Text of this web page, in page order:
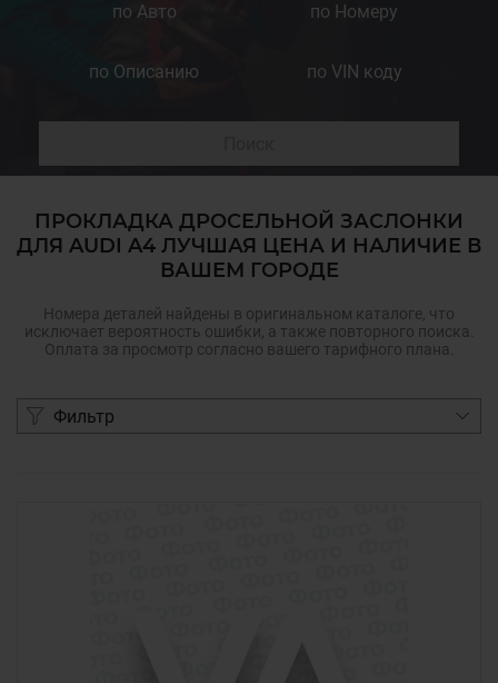
по Авто по Номеру
по Описанию по VIN коду
ПРОКЛАДКА ДРОСЕЛЬНОЙ ЗАСЛОНКИ
ДЛЯ AUDI A4 ЛУЧШАЯ ЦЕНА И НАЛИЧИЕ В
ВАШЕМ ГОРОДЕ
Номера деталей найдены в оригинальном каталоге, что
исключает вероятность ошибки, а также повторного поиска.
Оплата за просмотр согласно вашего тарифного плана.
Фильтр